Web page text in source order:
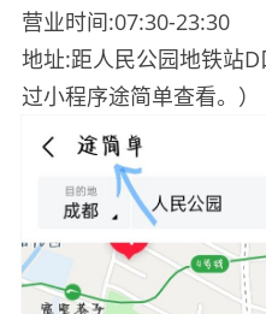
营业时间:07:30-23:30
地址:距人民公园地铁站
过小程序途简单查看。）